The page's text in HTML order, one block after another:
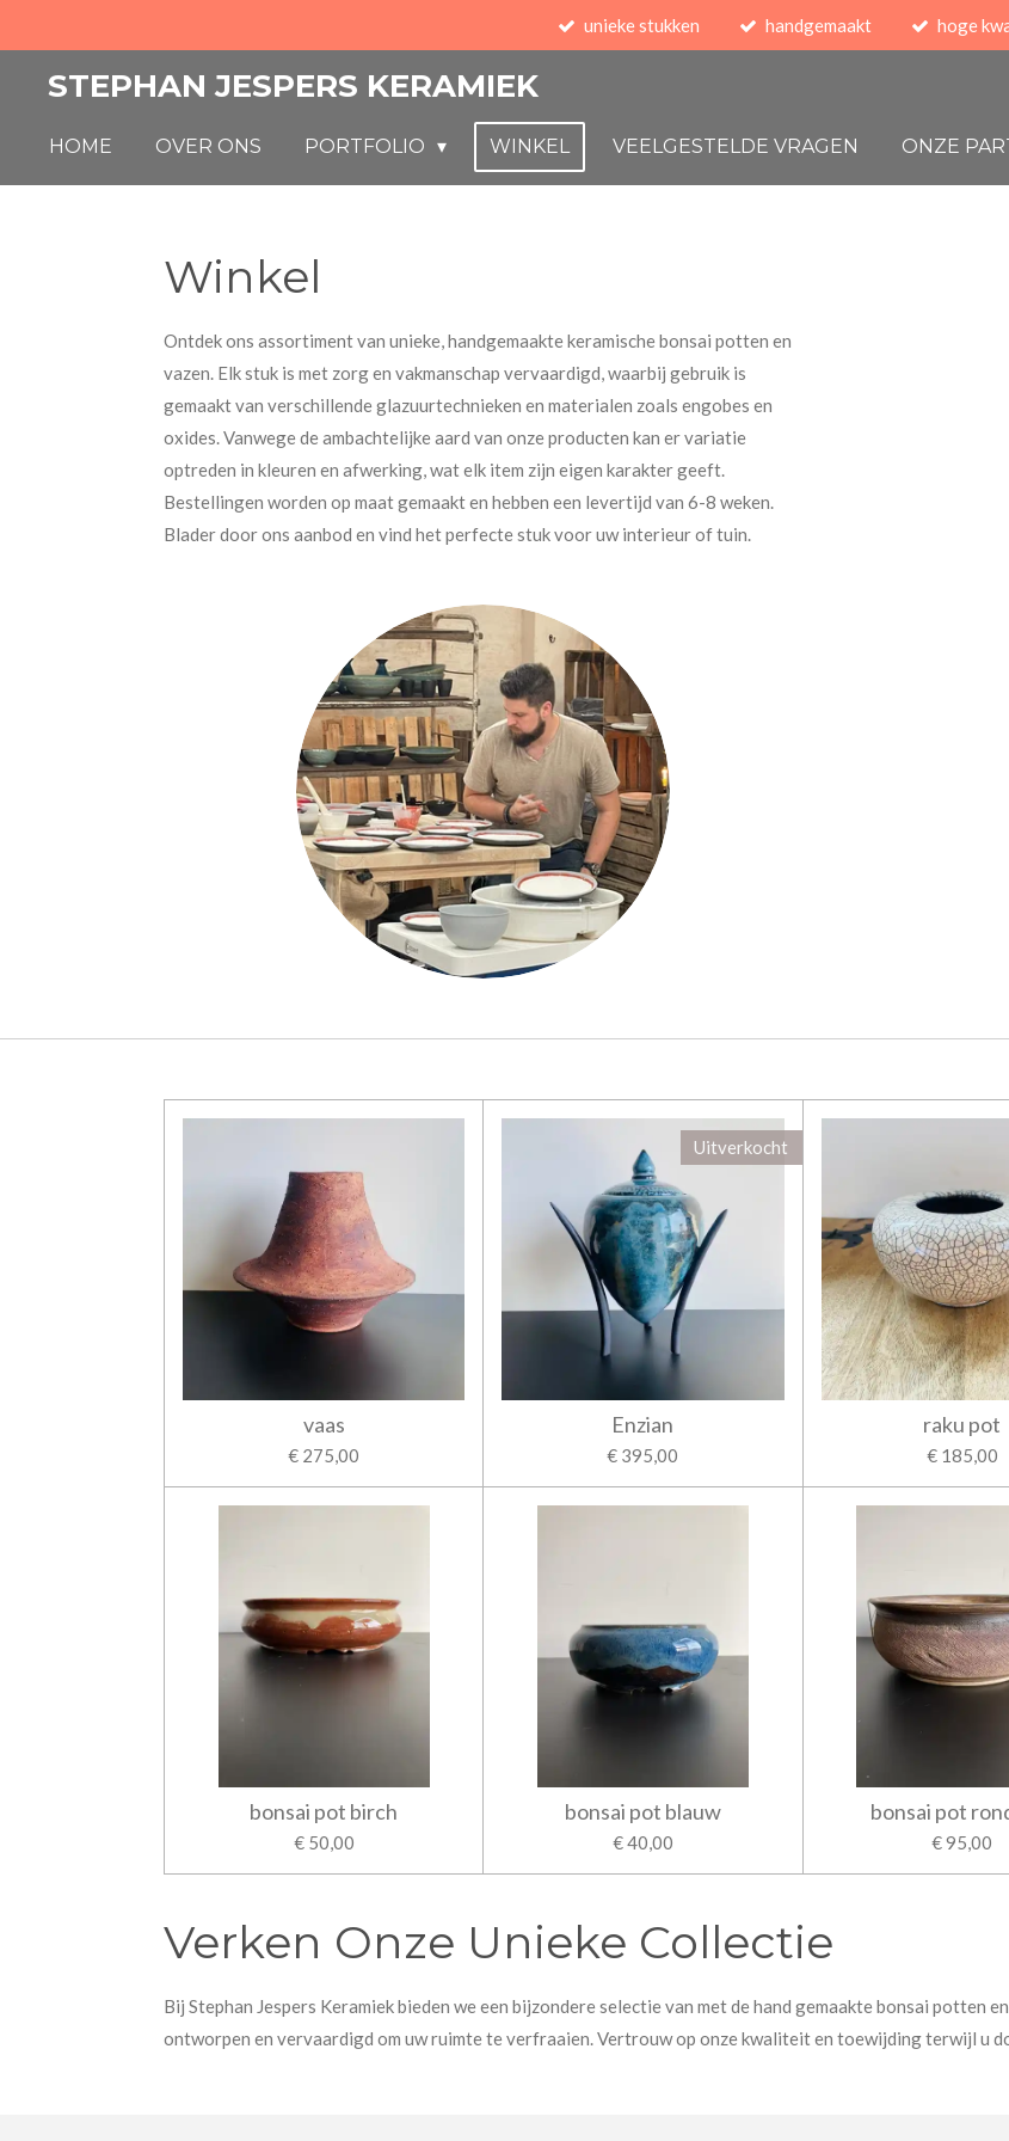
hoofdinhoud
unieke stukken handgemaakt hoge
STEPHAN JESPERS KERAMIEK
HOME OVER ONS PORTFOLIO WINKEL VEELGESTELDE VRAGEN ONZE
Winkel
Ontdek ons assortiment van unieke, handgemaakte keramische bonsai potten en
vazen. Elk stuk is met zorg en vakmanschap vervaardigd, waarbij gebruik is
gemaakt van verschillende glazuurtechnieken en materialen zoals engobes en
oxides. Vanwege de ambachtelijke aard van onze producten kan er variatie
optreden in kleuren en afwerking, wat elk item zijn eigen karakter geeft.
Bestellingen worden op maat gemaakt en hebben een levertijd van 6-8 weken.
Blader door ons aanbod en vind het perfecte stuk voor uw interieur of tuin.
vaas
€ 275,00
Uitverkocht
Enzian
€ 395,00
raku pot
€ 185,00
bonsai pot birch
€ 50,00
bonsai pot blauw
€ 40,00
bonsai pot
€ 95,00
Verken Onze Unieke Collectie
Bij Stephan Jespers Keramiek bieden we een bijzondere selectie van met de hand gemaakte bonsai potten
ontworpen en vervaardigd om uw ruimte te verfraaien. Vertrouw op onze kwaliteit en toewijding terwijl u